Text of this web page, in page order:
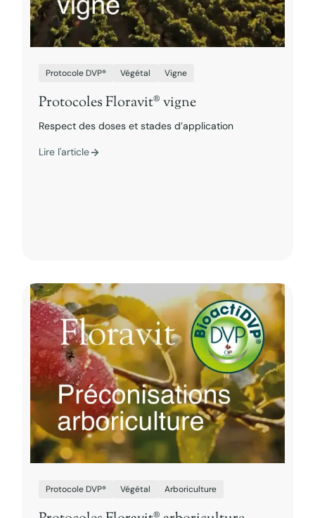
Protocole DVP® Végétal Vigne
Protocoles Floravit® vigne
Respect des doses et stades d’application
Lire l'article
Protocole DVP® Végétal Arboriculture